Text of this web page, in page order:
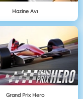
Hazine Avı
Grand Prix Hero